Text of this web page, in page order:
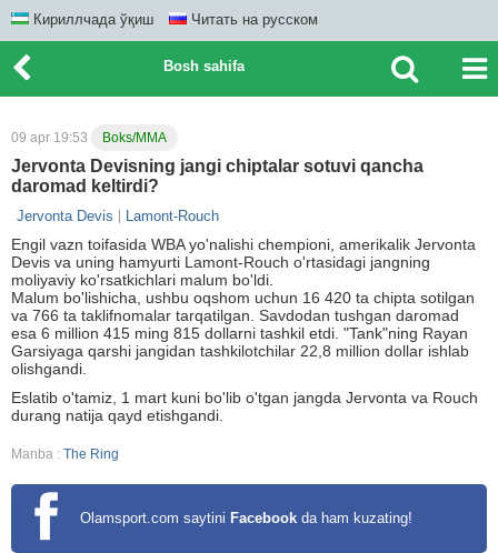
Кириллчада ўқиш Читать на русском
Bosh sahifa
09 apr 19:53 Boks/MMA
Jervonta Devisning jangi chiptalar sotuvi qancha
daromad keltirdi?
Jervonta Devis Lamont-Rouch
Engil vazn toifasida WBA yo'nalishi chempioni, amerikalik Jervonta
Devis va uning hamyurti Lamont-Rouch o'rtasidagi jangning
moliyaviy ko'rsatkichlari malum bo'ldi.
Malum bo'lishicha, ushbu oqshom uchun 16 420 ta chipta sotilgan
va 766 ta taklifnomalar tarqatilgan. Savdodan tushgan daromad
esa 6 million 415 ming 815 dollarni tashkil etdi. "Tank"ning Rayan
Garsiyaga qarshi jangidan tashkilotchilar 22,8 million dollar ishlab
olishgandi.
Eslatib o'tamiz, 1 mart kuni bo'lib o'tgan jangda Jervonta va Rouch
durang natija qayd etishgandi.
Manba : The Ring
Olamsport.com saytini Facebook da ham kuzating!